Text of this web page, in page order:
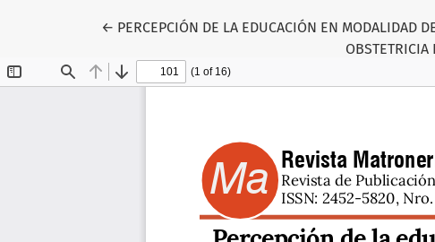
← Volver a los detalles del artículo
PERCEPCIÓN DE LA EDUCACIÓN EN MODALIDAD
OBSTETRICIA